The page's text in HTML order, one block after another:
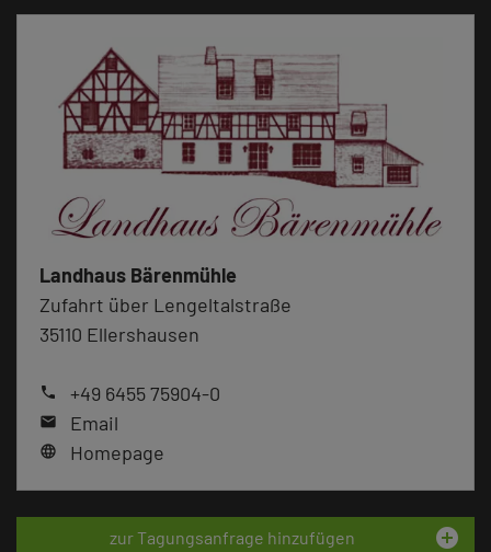
Landhaus Bärenmühle
Zufahrt über Lengeltalstraße
35110 Ellershausen
phone +49 6455 75904-0
mail Email
language Homepage
zur Tagungsanfrage hinzufügen add_circle